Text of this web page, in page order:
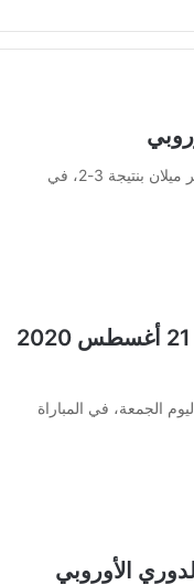
تُوج إشبيلية بلقبه السادس في الدوري الأوروبي، بعدما تفوق على إنتر ميلان بنتيجة 3-2، في
ملخص | أهداف مباراة إنتر ميلان وإشبيلية اليوم 21 أغسطس 2020
الجمعة، في المباراة
الأوروبي